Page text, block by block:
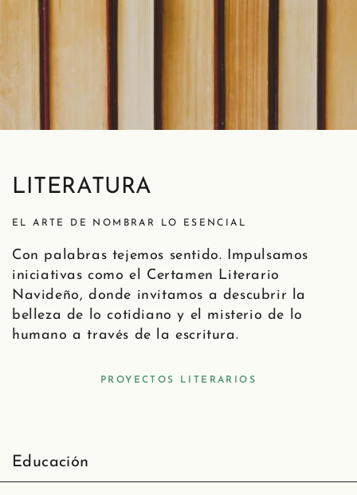
LITERATURA
EL ARTE DE NOMBRAR LO ESENCIAL
Con palabras tejemos sentido. Impulsamos
iniciativas como el Certamen Literario
Navideño, donde invitamos a descubrir la
belleza de lo cotidiano y el misterio de lo
humano a través de la escritura.
PROYECTOS LITERARIOS
Educación